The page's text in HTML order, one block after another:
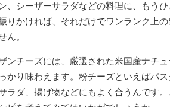
、シーザーサラダなどの料理に、もう
りかければ、それだけでワンランク上
ん。
ンチーズには、厳選された米国産ナチ
かり味わえます。粉チーズといえばパ
ラダ、揚げ物などにもよく合うんです